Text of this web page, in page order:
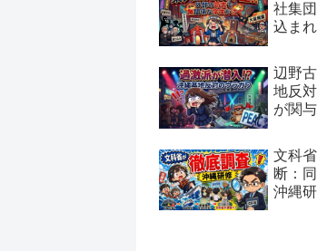
社集
込ま
辺野
地反
が関与
文科
断：
沖縄